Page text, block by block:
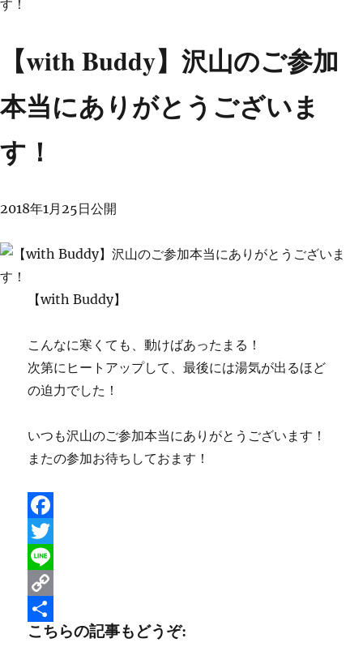
【with Buddy】沢山のご参加
本当にありがとうございま
す！
2018年1月25日公開
【with Buddy】
こんなに寒くても、動けばあったまる！
次第にヒートアップして、最後には湯気が出るほど
の迫力でした！
いつも沢山のご参加本当にありがとうございます！
またの参加お待ちしておます！
F
a
c
e
b
T
w
t
L
n
C
o
共
こちらの記事もどうぞ: